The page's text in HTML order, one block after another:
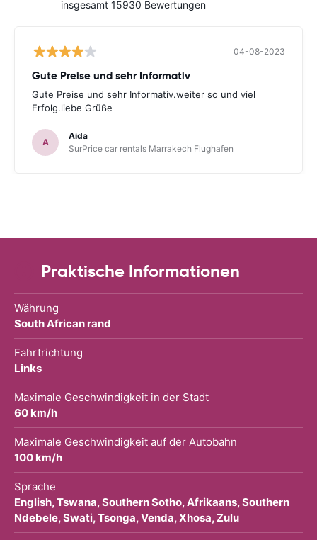
insgesamt 15930 Bewertungen
04-08-2023
Gute Preise und sehr Informativ
Gute Preise und sehr Informativ.weiter so und viel
Erfolg.liebe Grüße
A
Aida
SurPrice car rentals Marrakech Flughafen
Praktische Informationen
Währung
South African rand
Fahrtrichtung
Links
Maximale Geschwindigkeit in der Stadt
60 km/h
Maximale Geschwindigkeit auf der Autobahn
100 km/h
Sprache
English, Tswana, Southern Sotho, Afrikaans, Southern
Ndebele, Swati, Tsonga, Venda, Xhosa, Zulu